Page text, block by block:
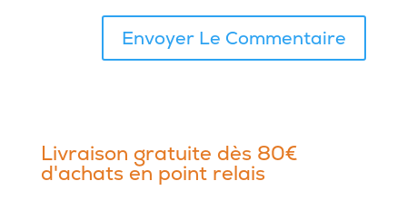
Livraison gratuite dès 80€
d'achats en point relais